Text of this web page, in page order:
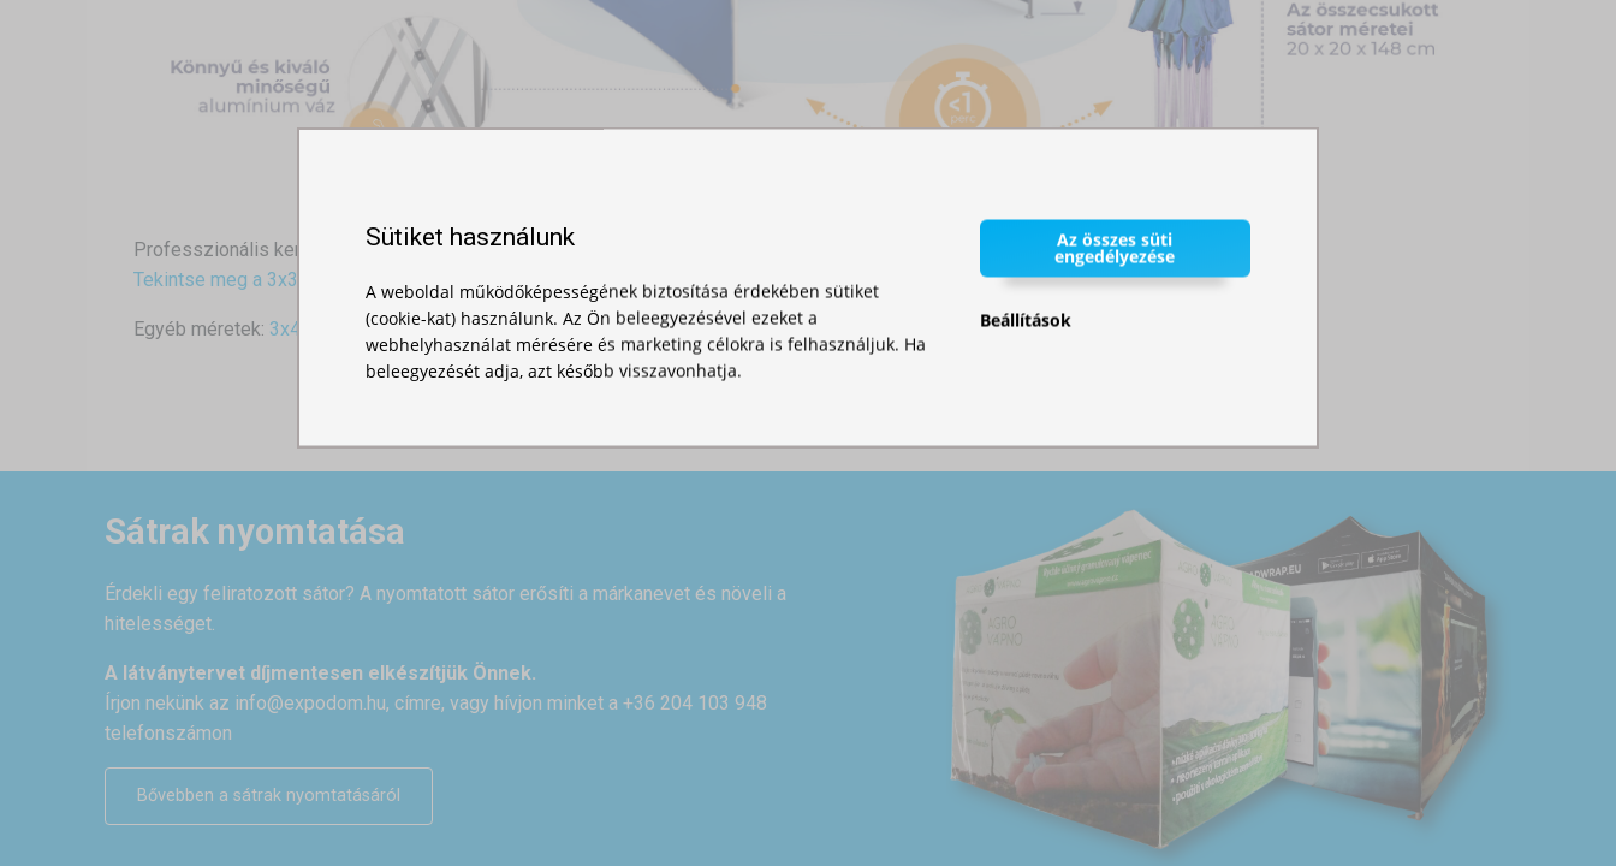
Professzionális kerti sátrat keres?
Tekintse meg a 3x3-as méretű hexagonális vázszerkezetű sátrat
Egyéb méretek: 3x4,5
Sátrak nyomtatása
Érdekli egy feliratozott sátor? A nyomtatott sátor erősíti a márkanevet és növeli a
hitelességet.
A látványtervet díjmentesen elkészítjük Önnek.
Írjon nekünk az info@expodom.hu, címre, vagy hívjon minket a +36 204 103 948
telefonszámon
Bővebben a sátrak nyomtatásáról
Sütiket használunk
A weboldal működőképességének biztosítása érdekében sütiket
(cookie-kat) használunk. Az Ön beleegyezésével ezeket a
webhelyhasználat mérésére és marketing célokra is felhasználjuk. Ha
beleegyezését adja, azt később visszavonhatja.
Az összes süti
engedélyezése
Beállítások